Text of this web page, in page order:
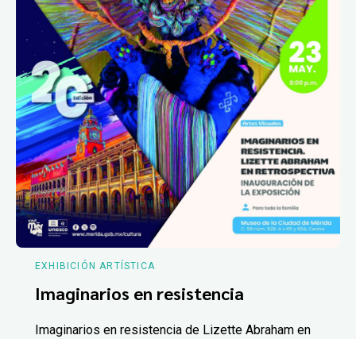
EXHIBICIÓN ARTÍSTICA
Imaginarios en resistencia
Imaginarios en resistencia de Lizette Abraham en